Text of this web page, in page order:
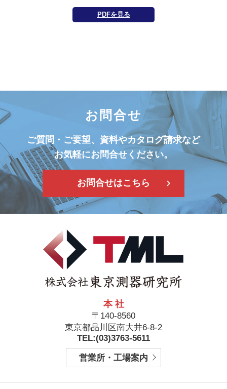
PDFを見る
お問合せ
ご質問・ご要望、資料やカタログ請求など
お気軽にお問合せください。
お問合せはこちら
本 社
〒140-8560
東京都品川区南大井6-8-2
TEL:(03)3763-5611
営業所・工場案内